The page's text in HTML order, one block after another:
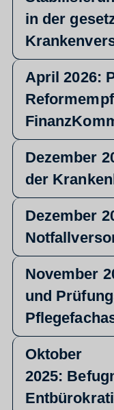
in der
April 2026:
Dezember
der
Dezember
November
und
Oktober
2025: